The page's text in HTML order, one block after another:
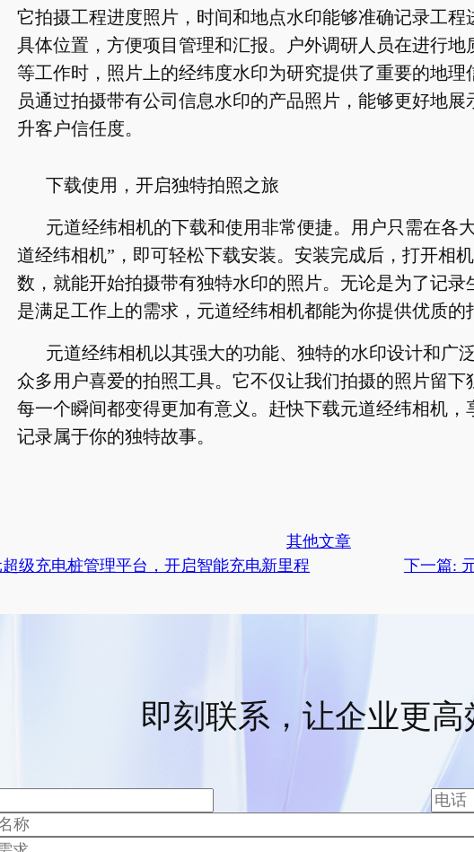
它拍摄工程进度照片，时间和地点水印能够准确记录工程
具体位置，方便项目管理和汇报。户外调研人员在进行地
等工作时，照片上的经纬度水印为研究提供了重要的地理
员通过拍摄带有公司信息水印的产品照片，能够更好地展
升客户信任度。
下载使用，开启独特拍照之旅
元道经纬相机的下载和使用非常便捷。用户只需在各
道经纬相机”，即可轻松下载安装。安装完成后，打开相
数，就能开始拍摄带有独特水印的照片。无论是为了记录
是满足工作上的需求，元道经纬相机都能为你提供优质的
元道经纬相机以其强大的功能、独特的水印设计和广
众多用户喜爱的拍照工具。它不仅让我们拍摄的照片留下
每一个瞬间都变得更加有意义。赶快下载元道经纬相机，
记录属于你的独特故事。
其他文章
级充电桩管理平台，开启智能充电新里程 下一篇:
即刻联系，让企业更高